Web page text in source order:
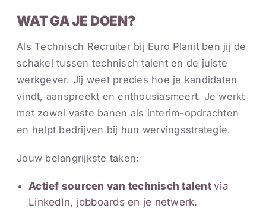
WAT GA JE DOEN?
Als Technisch Recruiter bij Euro Planit ben jij de
schakel tussen technisch talent en de juiste
werkgever. Jij weet precies hoe je kandidaten
vindt, aanspreekt en enthousiasmeert. Je werkt
met zowel vaste banen als interim-opdrachten
en helpt bedrijven bij hun wervingsstrategie.
Jouw belangrijkste taken:
Actief sourcen van technisch talentvia
LinkedIn, jobboards en je netwerk.